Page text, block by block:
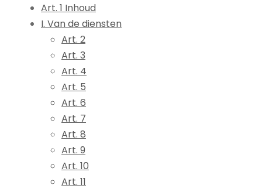
Art. 1 Inhoud
I. Van de diensten
Art. 2
Art. 3
Art. 4
Art. 5
Art. 6
Art. 7
Art. 8
Art. 9
Art. 10
Art. 11